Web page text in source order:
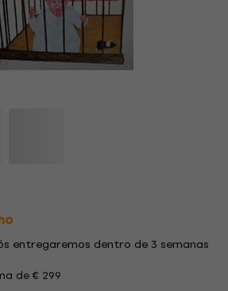
entregaremos dentro de 3 semanas
de € 299